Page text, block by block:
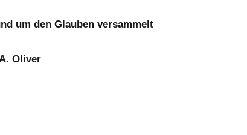
um den Glauben versammelt
Oliver